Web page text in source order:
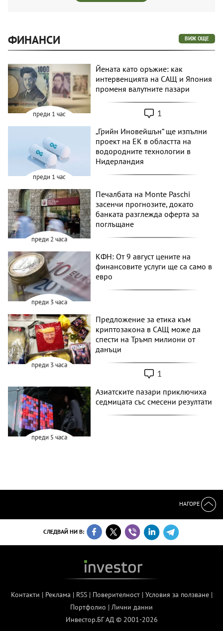
ФИНАНСИ ВИЖ ОЩЕ
преди 1 час
Йената като оръжие: как
интервенцията на САЩ и Япония
променя валутните пазари
1
преди 1 час
„Грийн Иновейшън“ ще изпълни
проект на ЕК в областта на
водородните технологии в
Нидерландия
преди 2 часа
Печалбата на Monte Paschi
засенчи прогнозите, докато
банката разглежда оферта за
поглъщане
преди 3 часа
КФН: От 9 август цените на
финансовите услуги ще са само в
евро
преди 3 часа
Предложение за етика към
криптозакона в САЩ може да
спести на Тръмп милиони от
данъци
1
преди 5 часа
Азиатските пазари приключиха
седмицата със смесени резултати
НАГОРЕ
СЛЕДВАЙ НИ В:
Контакти | Реклама | RSS| Поверителност| Условия за ползване|
Портфолио | Лични данни
Инвестор.БГ АД © 2001-2026